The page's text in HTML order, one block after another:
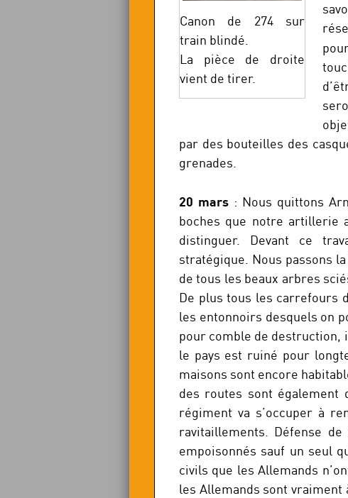
Canon de 274 sur
train blindé.
La pièce de droite
vient de tirer.
par des bouteilles des
grenades.
20 mars : Nous quittons
boches que notre artillerie
distinguer. Devant ce
stratégique. Nous passons
de tous les beaux arbres
De plus tous les carrefours
les entonnoirs desquels on
pour comble de
le pays est ruiné pour
maisons sont encore
des routes sont également
régiment va s’occuper à
ravitaillements. Défense
empoisonnés sauf un seul
civils que les Allemands
les Allemands sont